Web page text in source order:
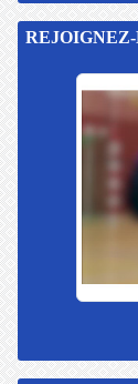
REJOIGNEZ-